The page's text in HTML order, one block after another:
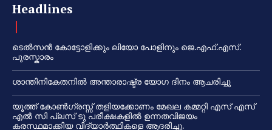
Headlines
ടെൽസൻ കോട്ടോളിക്കും ലിയോ പോളിനും ജെ.എഫ്.എസ്.
പുരസ്കാരം
ശാന്തിനികേതനിൽ അന്താരാഷ്ട്ര യോഗ ദിനം ആചരിച്ചു
യൂത്ത് കോൺഗ്രസ്സ് തളിയക്കോണം മേഖല കമ്മറ്റി എസ് എസ്
എൽ സി പ്ലസ് ടു പരീക്ഷകളിൽ ഉന്നതവിജയം
കരസ്ഥമാക്കിയ വിദ്യാർത്ഥികളെ ആദരിച്ചു.